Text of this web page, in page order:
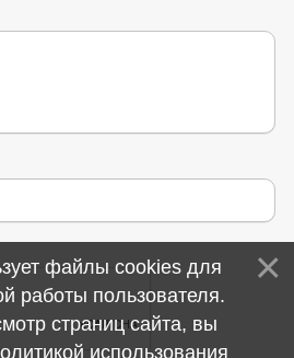
файлы cookies для
работы пользователя.
страниц сайта, вы
использования